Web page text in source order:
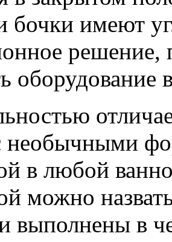
бочки имеют
решение,
оборудование
в любой
можно
выполнены в